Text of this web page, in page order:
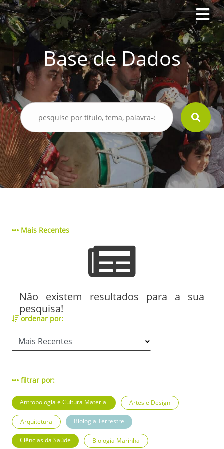
Base de Dados
Mais Recentes
Não existem resultados para a sua
pesquisa!
ordenar por:
filtrar por:
Antropologia e Cultura Material Artes e Design
Arquitetura Biologia Terrestre
Ciências da Saúde Biologia Marinha